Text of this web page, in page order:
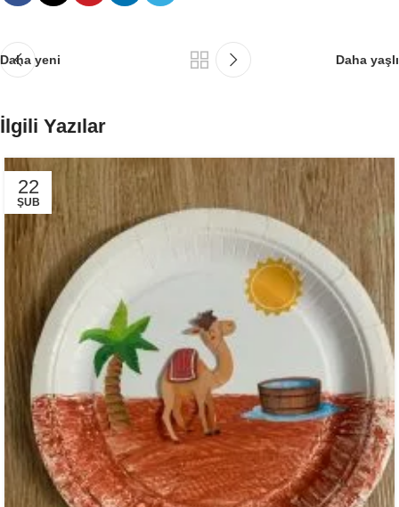
Daha yeni Daha yaşlı
İlgili Yazılar
22
ŞUB